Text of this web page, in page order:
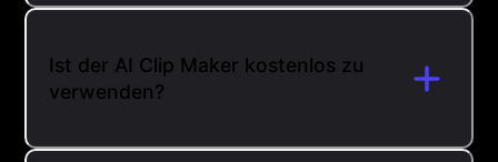
Ist der AI Clip Maker kostenlos zu
verwenden?